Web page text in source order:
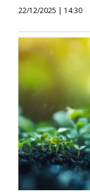
22/12/2025 | 14:30